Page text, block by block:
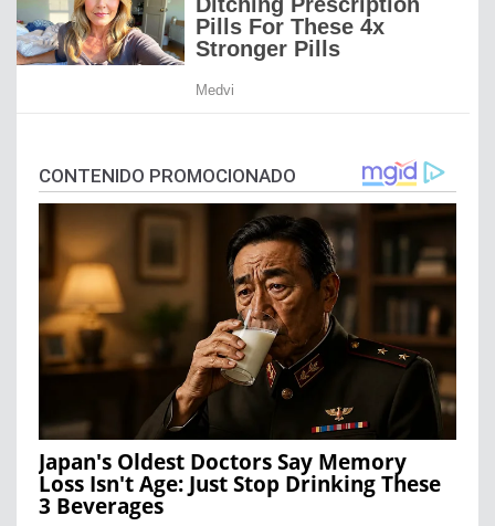
CONTENIDO PROMOCIONADO
Japan's Oldest Doctors Say Memory
Loss Isn't Age: Just Stop Drinking These
3 Beverages